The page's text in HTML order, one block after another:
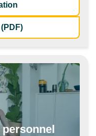
de la formation